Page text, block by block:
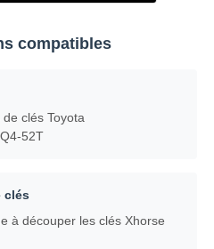
compatibles
clés Toyota
52T
clés
à découper les clés Xhorse